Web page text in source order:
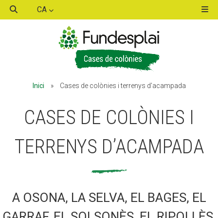
CA
Inici » Cases de colònies i terrenys d’acampada
CASES DE COLÒNIES I
TERRENYS D’ACAMPADA
A OSONA, LA SELVA, EL BAGES, EL
ACTIVITATS D'ESTIU
ALBERG CENTRE ESPLAI
FORMACIÓ
ACTIVITATS D'ESTIU
ALBERG CENTRE ESPLAI
FORMACIÓ